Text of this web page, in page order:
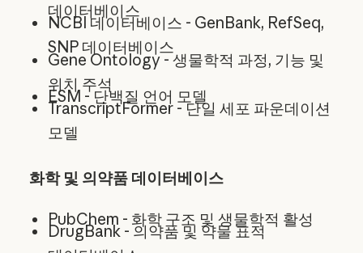
데이터베이스
NCBI 데이터베이스 - GenBank, RefSeq,
SNP 데이터베이스
Gene Ontology - 생물학적 과정, 기능 및
위치 주석
ESM - 단백질 언어 모델
TranscriptFormer - 단일 세포 파운데이션
모델
화학 및 의약품 데이터베이스
PubChem - 화학 구조 및 생물학적 활성
DrugBank - 의약품 및 약물 표적